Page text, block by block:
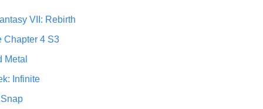
VII: Rebirth
Chapter 4 S3
Metal
Infinite